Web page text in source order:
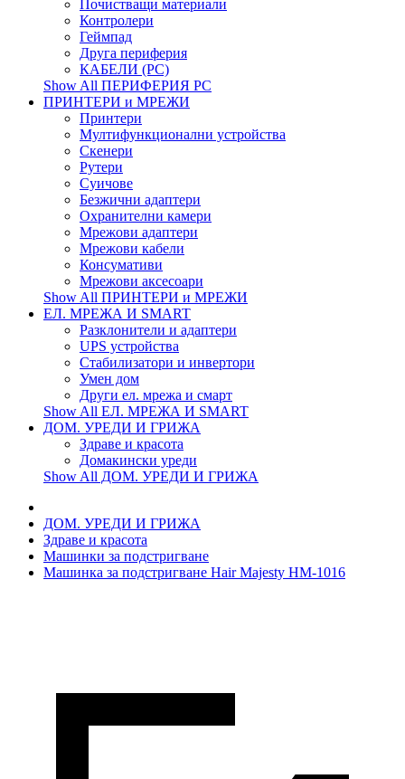
Почистващи материали
Контролери
Геймпад
Друга периферия
КАБЕЛИ (PC)
Show All ПЕРИФЕРИЯ PC
ПРИНТЕРИ и МРЕЖИ
Принтери
Мултифункционални устройства
Скенери
Рутери
Суичове
Безжични адаптери
Охранителни камери
Мрежови адаптери
Мрежови кабели
Консумативи
Мрежови аксесоари
Show All ПРИНТЕРИ и МРЕЖИ
ЕЛ. МРЕЖА И SMART
Разклонители и адаптери
UPS устройства
Стабилизатори и инвертори
Умен дом
Други ел. мрежа и смарт
Show All ЕЛ. МРЕЖА И SMART
ДОМ. УРЕДИ И ГРИЖА
Здраве и красота
Домакински уреди
Show All ДОМ. УРЕДИ И ГРИЖА
ДОМ. УРЕДИ И ГРИЖА
Здраве и красота
Машинки за подстригване
Машинка за подстригване Hair Majesty HM-1016